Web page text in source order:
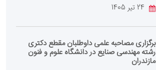
برگزاری مصاحبه علمی داوطلبان مقطع دکتری
رشته مهندسی صنایع در دانشگاه علوم و فنون
مازندران